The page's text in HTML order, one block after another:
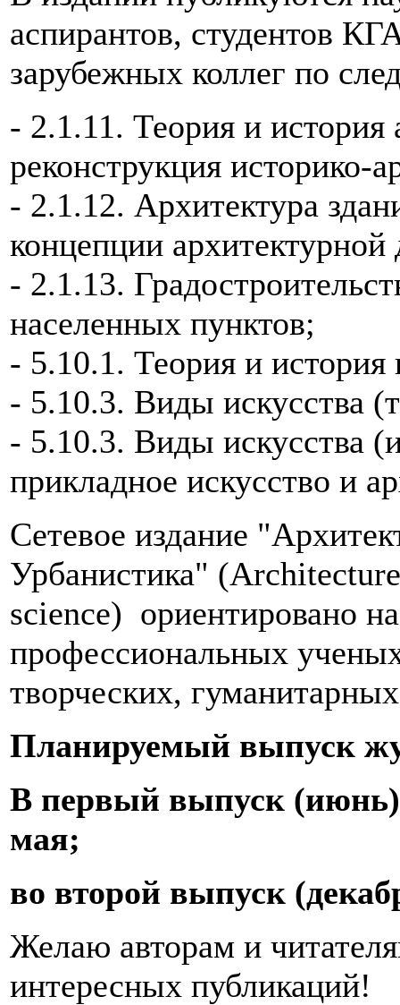
аспирантов, студентов
зарубежных коллег по
- 2.1.11. Теория и история
реконструкция историко-
- 2.1.12. Архитектура
концепции архитектурной
- 2.1.13.
населенных пунктов;
- 5.10.1. Теория и история
- 5.10.3. Виды искусства
- 5.10.3. Виды искусства
прикладное искусство и
Сетевое издание
Урбанистика"
science) ориентировано
профессиональных
творческих,
Планируемый выпуск
В первый выпуск (июнь)
мая;
во второй выпуск
Желаю авторам и
интересных публикаций!